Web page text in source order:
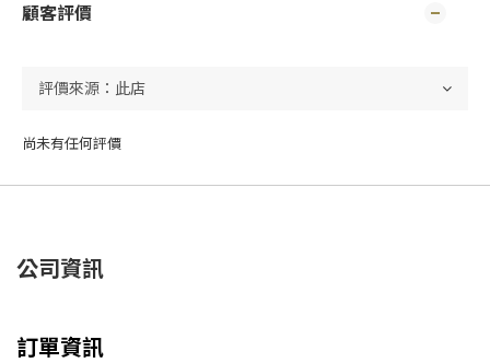
顧客評價
尚未有任何評價
公司資訊
訂單資訊